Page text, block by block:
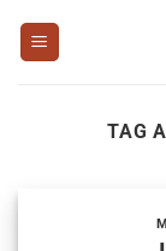
naar
TAG